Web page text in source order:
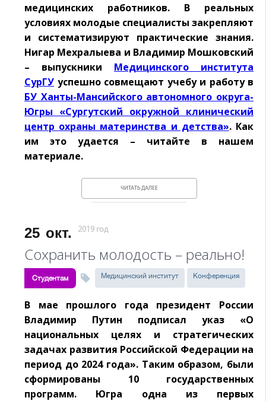
медицинских работников. В реальных
условиях молодые специалисты закрепляют
и систематизируют практические знания.
Нигар Мехралыева и Владимир Мошковский
– выпускники Медицинского института
СурГУ успешно совмещают учебу и работу в
БУ Ханты-Мансийского автономного округа-
Югры «Сургутский окружной клинический
центр охраны материнства и детства». Как
им это удается – читайте в нашем
материале.
ЧИТАТЬ ДАЛЕЕ
25 окт. 2019 год
Сохранить молодость – реально!
Студентам Медицинский институт Конференция
В мае прошлого года президент России
Владимир Путин подписал указ «О
национальных целях и стратегических
задачах развития Российской Федерации на
период до 2024 года». Таким образом, были
сформированы 10 государственных
программ. Югра одна из первых